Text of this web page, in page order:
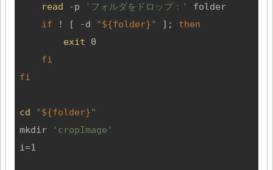
read -p 'フォルダをドロップ：'
folder
if ! [ -d "${folder}" ]; then
exit 0
fi
fi
cd "${folder}"
mkdir
'cropImage'
i=1